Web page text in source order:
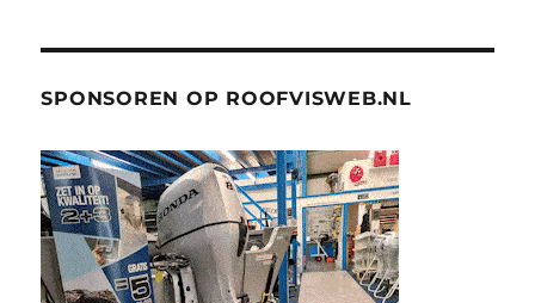
SPONSOREN OP ROOFVISWEB.NL